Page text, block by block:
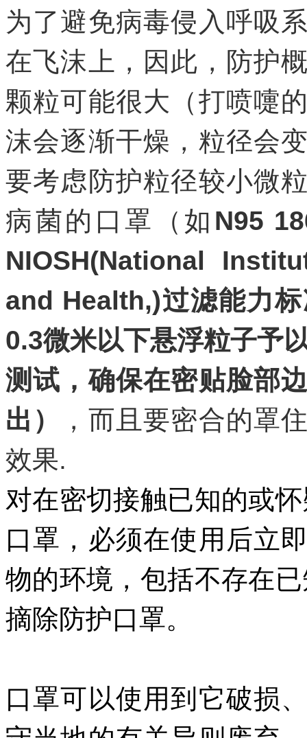
为了避免病毒侵入呼吸
在飞沫上，因此，防护
颗粒可能很大（打喷嚏
沫会逐渐干燥，粒径会
要考虑防护粒径较小微
病菌的口罩（如 N95
NIOSH(National
and Health,)过滤能力
0.3微米以下悬浮粒子予
测试，确保在密贴脸部
出）
，而且要密合的罩
效果.
对在密切接触已知的或
口罩，必须在使用后立
物的环境，包括不存在
摘除防护口罩。
口罩可以使用到它破损